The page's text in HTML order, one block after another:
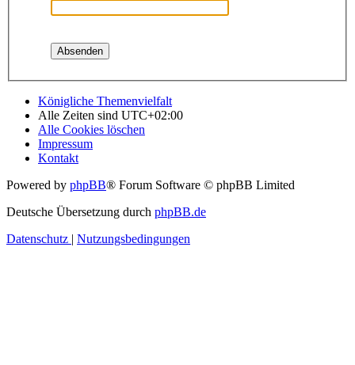
Königliche Themenvielfalt
Alle Zeiten sind UTC+02:00
Alle Cookies löschen
Impressum
Kontakt
Powered by phpBB® Forum Software © phpBB Limited
Deutsche Übersetzung durch phpBB.de
Datenschutz | Nutzungsbedingungen